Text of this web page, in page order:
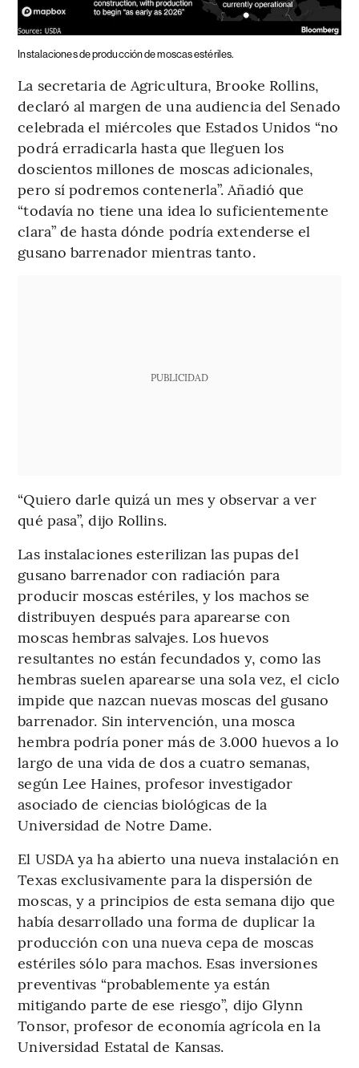
Instalaciones de producción de moscas estériles.
La secretaria de Agricultura, Brooke Rollins,
declaró al margen de una audiencia del Senado
celebrada el miércoles que Estados Unidos “no
podrá erradicarla hasta que lleguen los
doscientos millones de moscas adicionales,
pero sí podremos contenerla”. Añadió que
“todavía no tiene una idea lo suficientemente
clara” de hasta dónde podría extenderse el
gusano barrenador mientras tanto.
PUBLICIDAD
“Quiero darle quizá un mes y observar a ver
qué pasa”, dijo Rollins.
Las instalaciones esterilizan las pupas del
gusano barrenador con radiación para
producir moscas estériles, y los machos se
distribuyen después para aparearse con
moscas hembras salvajes. Los huevos
resultantes no están fecundados y, como las
hembras suelen aparearse una sola vez, el ciclo
impide que nazcan nuevas moscas del gusano
barrenador. Sin intervención, una mosca
hembra podría poner más de 3.000 huevos a lo
largo de una vida de dos a cuatro semanas,
según Lee Haines, profesor investigador
asociado de ciencias biológicas de la
Universidad de Notre Dame.
El USDA ya ha abierto una nueva instalación en
Texas exclusivamente para la dispersión de
moscas, y a principios de esta semana dijo que
había desarrollado una forma de duplicar la
producción con una nueva cepa de moscas
estériles sólo para machos. Esas inversiones
preventivas “probablemente ya están
mitigando parte de ese riesgo”, dijo Glynn
Tonsor, profesor de economía agrícola en la
Universidad Estatal de Kansas.